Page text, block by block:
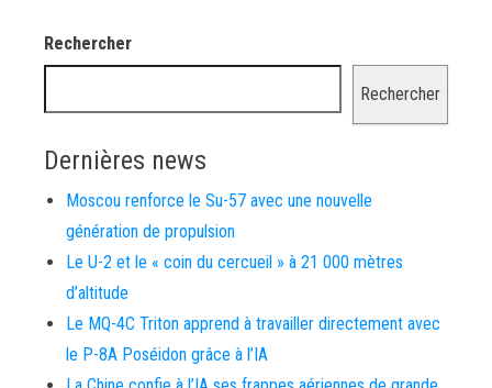
Rechercher
Rechercher
Dernières news
Moscou renforce le Su-57 avec une nouvelle
génération de propulsion
Le U-2 et le « coin du cercueil » à 21 000 mètres
d’altitude
Le MQ-4C Triton apprend à travailler directement avec
le P-8A Poséidon grâce à l’IA